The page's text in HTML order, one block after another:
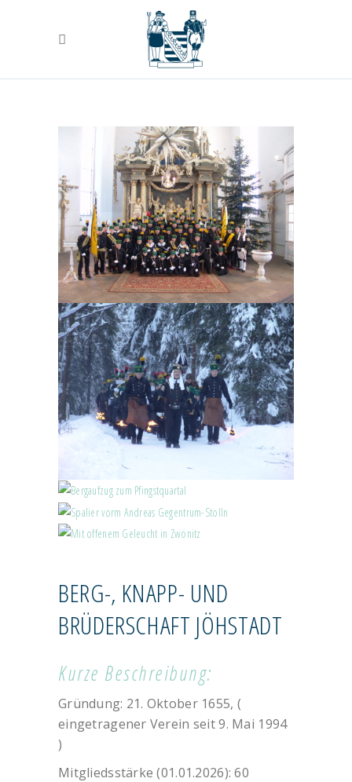
BERG-, KNAPP- UND
BRÜDERSCHAFT JÖHSTADT
Kurze Beschreibung:
Gründung: 21. Oktober 1655, (
eingetragener Verein seit 9. Mai 1994
)
Mitgliedsstärke (01.01.2026): 60